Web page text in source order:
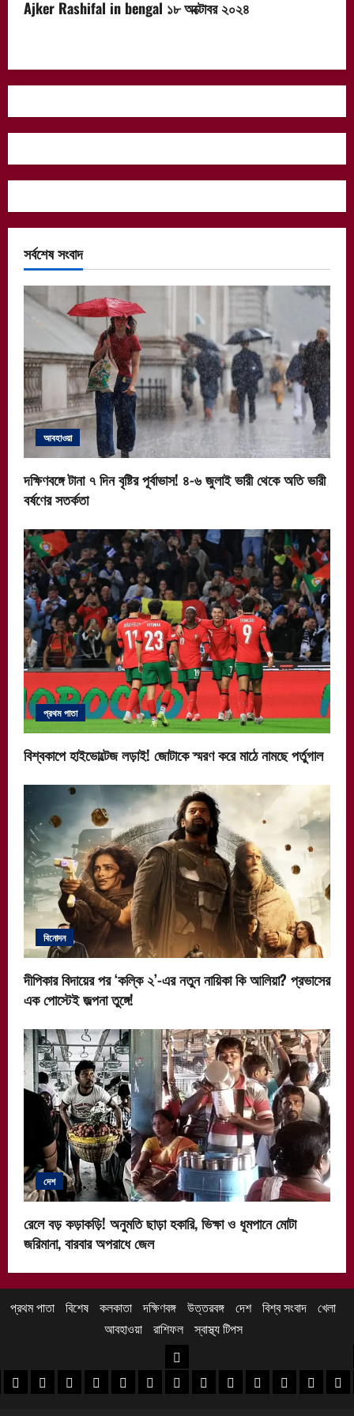
Ajker Rashifal in bengal ১৮ অক্টোবর ২০২৪
সর্বশেষ সংবাদ
আবহাওয়া
দক্ষিণবঙ্গে টানা ৭ দিন বৃষ্টির পূর্বাভাস! ৪-৬ জুলাই ভারী থেকে অতি ভারী
বর্ষণের সতর্কতা
প্রথম পাতা
বিশ্বকাপে হাইভোল্টেজ লড়াই! জোটাকে স্মরণ করে মাঠে নামছে পর্তুগাল
বিনোদন
দীপিকার বিদায়ের পর ‘কল্কি ২’-এর নতুন নায়িকা কি আলিয়া? প্রভাসের
এক পোস্টেই জল্পনা তুঙ্গে!
দেশ
রেলে বড় কড়াকড়ি! অনুমতি ছাড়া হকারি, ভিক্ষা ও ধূমপানে মোটা
জরিমানা, বারবার অপরাধে জেল
প্রথম পাতা বিশেষ কলকাতা দক্ষিণবঙ্গ উত্তরবঙ্গ দেশ বিশ্ব সংবাদ খেলা
আবহাওয়া
রাশিফল স্বাস্থ্য টিপস
খবর
খবর
পুরুলিয়া খবর
বাঁকুড়া খবরপশ্চিম বর্ধমান খবর
পূর্ব বর্ধমান খবর
বীরভূম খবরমুর্শিদাবাদ খবর
উত্তরবঙ্গ
কোচবিহার নিউজ
আলিপুরদুয়ার খবর
জলপাইগুড়ি খবর
শিলিগুড়ি খবর
উত্তরদক্ষিণ